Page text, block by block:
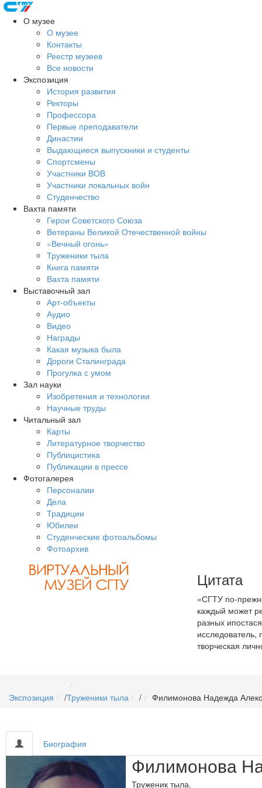
О музее
О музее
Контакты
Реестр музеев
Все новости
Экспозиция
История развития
Ректоры
Профессора
Первые преподаватели
Династии
Выдающиеся выпускники и студенты
Спортсмены
Участники ВОВ
Участники локальных войн
Студенчество
Вахта памяти
Герои Советского Союза
Ветераны Великой Отечественной войны
«Вечный огонь»
Труженики тыла
Книга памяти
Вахта памяти
Выставочный зал
Арт-объекты
Аудио
Видео
Награды
Какая музыка была
Дороги Сталинграда
Прогулка с умом
Зал науки
Изобретения и технологии
Научные труды
Читальный зал
Карты
Литературное творчество
Публицистика
Публикации в прессе
Фотогалерея
Персоналии
Дела
Традиции
Юбилеи
Студенческие фотоальбомы
Фотоархив
Цитата
«СГТУ по-
каждый может
разных
исследователь,
творческая
Экспозиция /Труженики тыла / Филимонова Надежда
Биография
Филимонова
Труженик тыла.